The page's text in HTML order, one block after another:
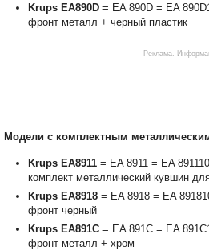
Krups EA890D = EA 890D = EA
фронт металл + черный пластик
Модели с комплектным
Krups EA8911 = EA 8911 = EA
комплект металлический кувшин
Krups EA8918 = EA 8918 = EA
фронт черный
Krups EA891C = EA 891C = EA
фронт металл + хром